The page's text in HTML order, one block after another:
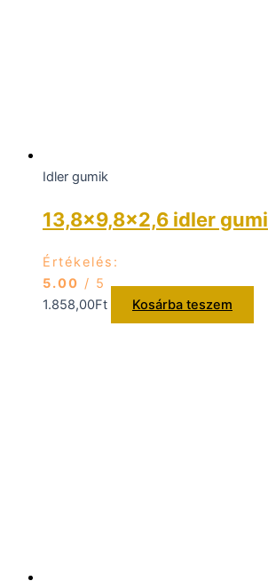
Idler gumik
13,8×9,8×2,6 idler gumi
Értékelés:
5.00 / 5
1.858,00Ft Kosárba teszem